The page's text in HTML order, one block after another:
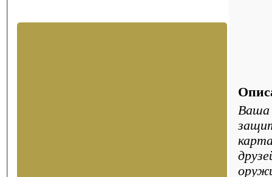
Ваша